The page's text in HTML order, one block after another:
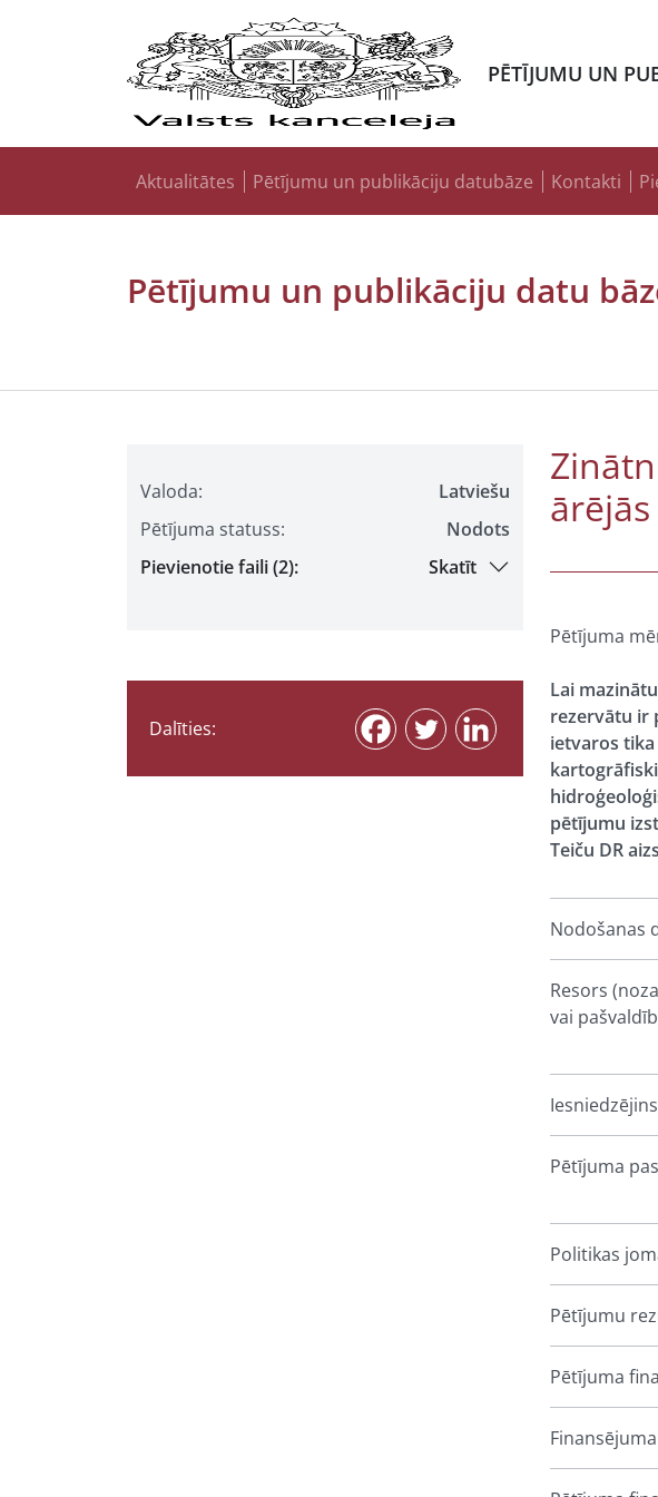
PĒTĪJUMU UN
Aktualitātes Pētījumu un publikāciju datubāze Kontakti
Pētījumu un publikāciju datu
Valoda:
Latviešu
Pētījuma statuss:
Nodots
Pievienotie faili (2):
Skatīt
Dalīties:
Pētījuma
Lai
rezervātu ir
ietvaros
pētījumu
Teiču DR
Nodošanas
Resors
vai
Pētījuma
Politikas
Pētījumu
Pētījuma